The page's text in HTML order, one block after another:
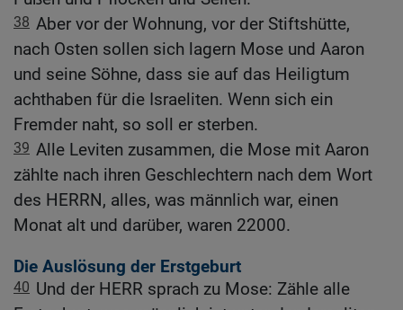
38 Aber vor der Wohnung, vor der Stiftshütte,
nach Osten sollen sich lagern Mose und Aaron
und seine Söhne, dass sie auf das Heiligtum
achthaben für die Israeliten. Wenn sich ein
Fremder naht, so soll er sterben.
39 Alle Leviten zusammen, die Mose mit Aaron
zählte nach ihren Geschlechtern nach dem Wort
des HERRN, alles, was männlich war, einen
Monat alt und darüber, waren 22000.
Die Auslösung der Erstgeburt
40 Und der HERR sprach zu Mose: Zähle alle